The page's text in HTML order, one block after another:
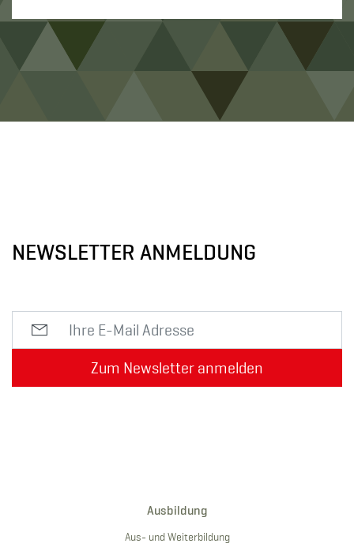
NEWSLETTER ANMELDUNG
Zum Newsletter anmelden
Ausbildung
Aus- und Weiterbildung